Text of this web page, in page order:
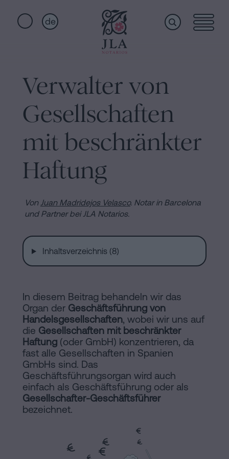
de
Dienstleistungen
Wer
wir
sind
Installationen
Notariat
Blog
Kontaktieren
Rechtlicher
Staatsbürgerschaftseid
für
Erbschaften
in
Barcelona
Kaufvertrag
Barcelona
einer
eingetragenen
in
Barcelona
Online-
Notariat
Handels-
und
Gesellschaftsrecht
Eine
Verwalter von
Gesellschaften
mit beschränkter
Haftung
Von Juan Madridejos Velasco. Notar in Barcelona
und Partner bei JLA Notarios.
Inhaltsverzeichnis (8)
In diesem Beitrag behandeln wir das
Organ der Geschäftsführung von
Handelsgesellschaften, wobei wir uns auf
die Gesellschaften mit beschränkter
Haftung (oder GmbH) konzentrieren, da
fast alle Gesellschaften in Spanien
GmbHs sind. Das
Geschäftsführungsorgan wird auch
einfach als Geschäftsführung oder als
Gesellschafter-Geschäftsführer
bezeichnet.